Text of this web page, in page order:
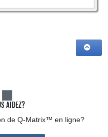
AIDEZ?
de Q-Matrix™ en ligne?